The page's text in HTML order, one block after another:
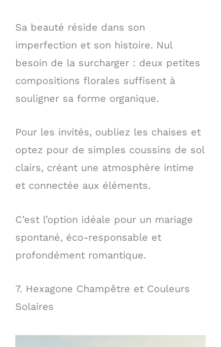
Sa beauté réside dans son
imperfection et son histoire. Nul
besoin de la surcharger : deux petites
compositions florales suffisent à
souligner sa forme organique.
Pour les invités, oubliez les chaises et
optez pour de simples coussins de sol
clairs, créant une atmosphère intime
et connectée aux éléments.
C’est l’option idéale pour un mariage
spontané, éco-responsable et
profondément romantique.
7. Hexagone Champêtre et Couleurs
Solaires